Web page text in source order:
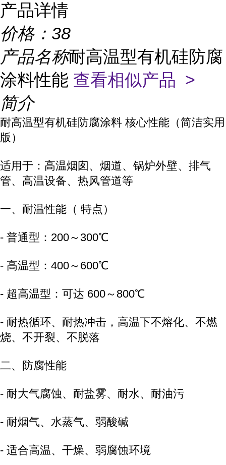
产品详情
价格： 38
产品名称耐高温型有机硅防腐
涂料性能 查看相似产品 >
简介
耐高温型有机硅防腐涂料 核心性能（简洁实用
版）
适用于：高温烟囱、烟道、锅炉外壁、排气
管、高温设备、热风管道等
一、耐温性能（ 特点）
- 普通型：200～300℃
- 高温型：400～600℃
- 超高温型：可达 600～800℃
- 耐热循环、耐热冲击，高温下不熔化、不燃
烧、不开裂、不脱落
二、防腐性能
- 耐大气腐蚀、耐盐雾、耐水、耐油污
- 耐烟气、水蒸气、弱酸碱
- 适合高温、干燥、弱腐蚀环境